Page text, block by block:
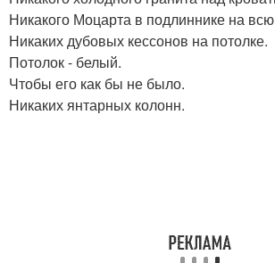
Никакого Моцарта в подлиннике на всю
Никаких дубовых кессонов на потолке.
Потолок - белый.
Чтобы его как бы не было.
Никаких янтарных колонн.